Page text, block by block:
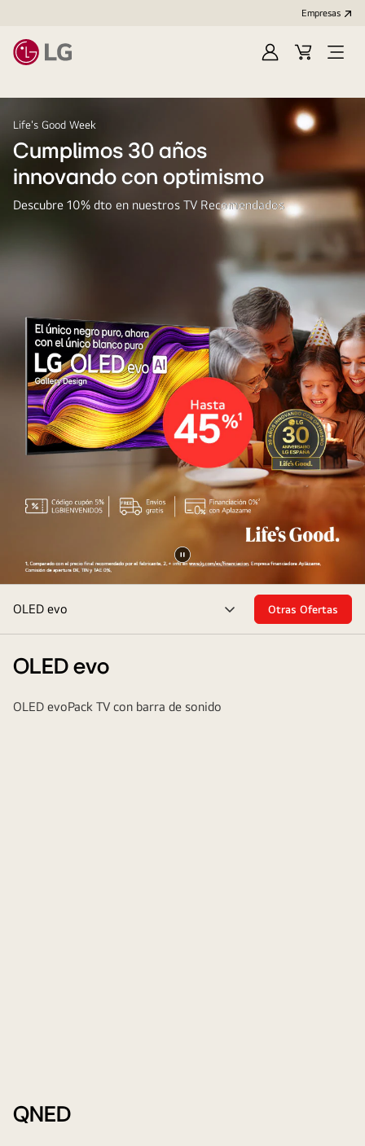
Empresas
IniciarCarrito
compra
Open
Life's Good Week
Cumplimos 30 años
innovando con optimismo
Descubre 10% dto en nuestros TV Recomendados
OLED evo
Alternar
menú
Otras Ofertas
OLED evo
OLED evoPack TV con barra de sonido
QNED